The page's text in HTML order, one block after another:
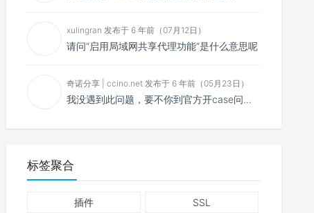
xulingran 发布于 6 年前（07月12日）
请问“启用局域网共享代理功能”是什么意思呢
奇诺分享 | ccino.net 发布于 6 年前（05月23日）
我没遇到此问题，要不你到官方开case问问看？
标签聚合
插件 SSL